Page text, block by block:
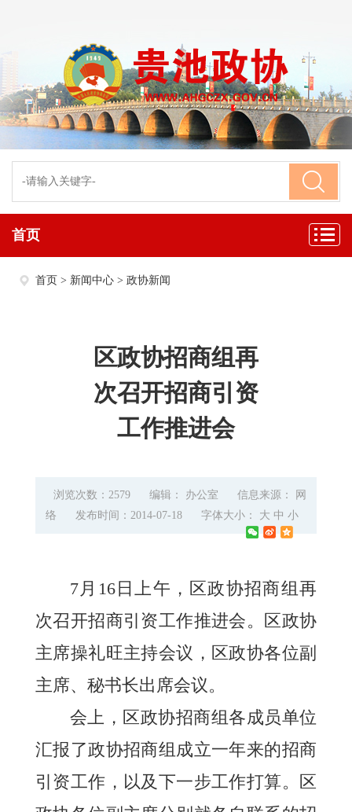
首页
首页 > 新闻中心 > 政协新闻
区政协招商组再
次召开招商引资
工作推进会
浏览次数：2579 编辑： 办公室
信息来源： 网
络
发布时间：2014-07-18 字体大小： 大 中 小
7 月 16日上午，区政协招商组再
次召开招商引资工作推进会。区政协
主席操礼旺主持会议，区政协各位副
主席、秘书长出席会议。
会上，区政协招商组各成员单位
汇报了政协招商组成立一年来的招商
引资工作，以及下一步工作打算。区